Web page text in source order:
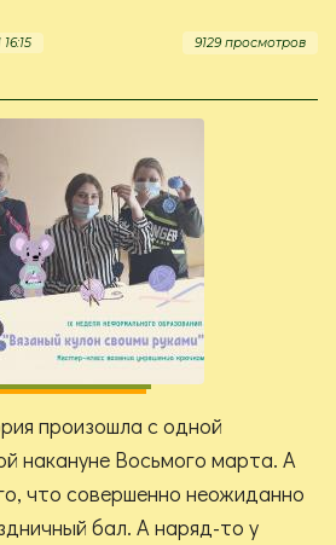
9129 просмотров
произошла с одной
накануне Восьмого марта. А
что совершенно неожиданно
бал. А наряд-то у